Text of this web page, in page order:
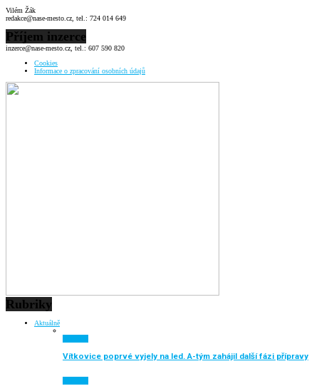
Vilém Žák
redakce@nase-mesto.cz, tel.: 724 014 649
Příjem inzerce
inzerce@nase-mesto.cz, tel.: 607 590 820
Cookies
Informace o zpracování osobních údajů
Rubriky
Aktuálně
Vítkovice poprvé vyjely na led. A-tým zahájil další fázi přípravy